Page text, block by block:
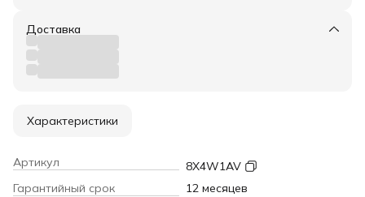
Доставка
Характеристики
Артикул
8X4W1AV
Гарантийный срок
12 месяцев